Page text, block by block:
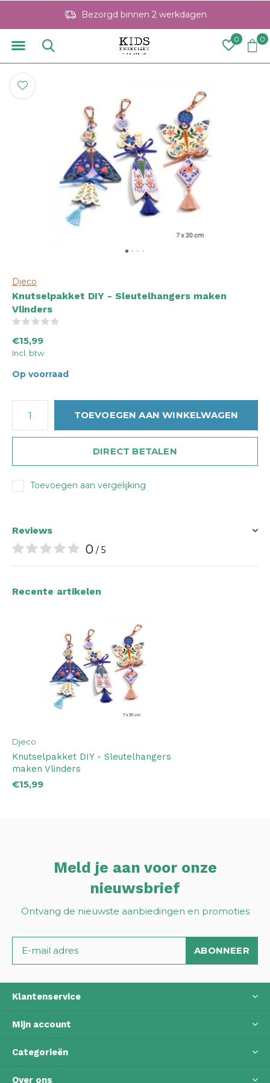
0 0
Bezorgd binnen 2 werkdagen
Djeco
Knutselpakket DIY - Sleutelhangers maken
Vlinders
€15,99
Incl. btw
Op voorraad
TOEVOEGEN AAN WINKELWAGEN
DIRECT BETALEN
Toevoegen aan vergelijking
Reviews
0 / 5
Recente artikelen
Djeco
Knutselpakket DIY - Sleutelhangers
maken Vlinders
€15,99
Meld je aan voor onze
nieuwsbrief
Ontvang de nieuwste aanbiedingen en promoties
ABONNEER
Klantenservice
Mijn account
Categorieën
Over ons